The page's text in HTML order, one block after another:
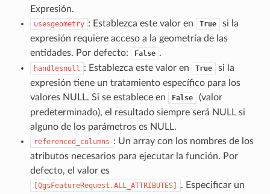
Expresión.
usesgeometry : Establezca este valor en True
si la
expresión requiere acceso a la geometría de las
entidades. Por defecto:
False .
handlesnull : Establezca este valor en True
si la
expresión tiene un tratamiento específico para los
valores NULL. Si se establece en
False
(valor
predeterminado), el resultado siempre será NULL si
alguno de los parámetros es NULL.
referenced_columns : Un array con los nombres de los
atributos necesarios para ejecutar la función. Por
defecto, el valor es
[QgsFeatureRequest.ALL_ATTRIBUTES]
. Especificar un